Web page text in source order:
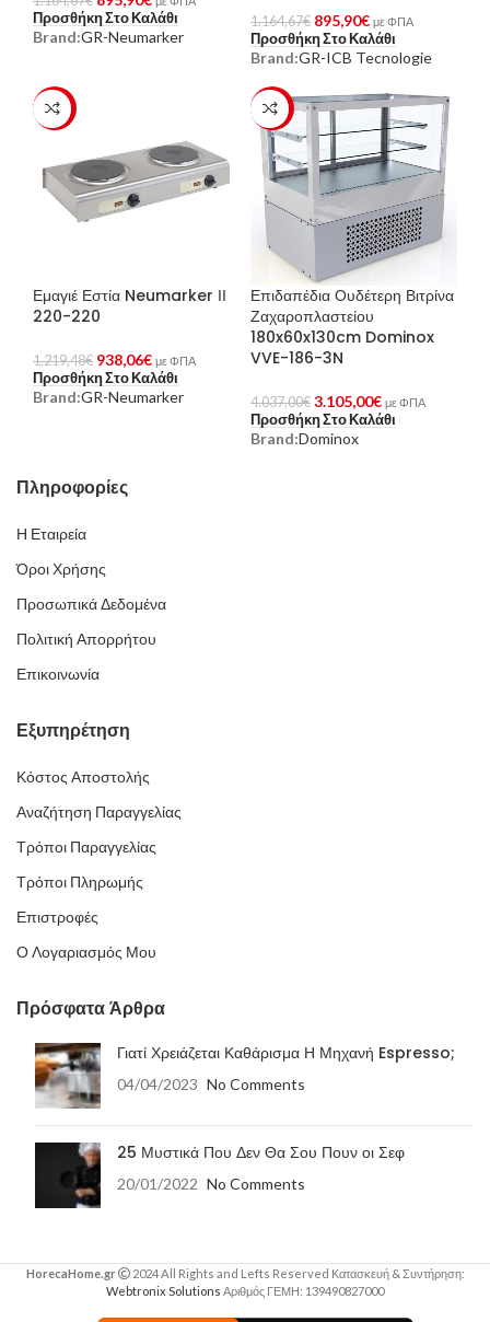
Προσθήκη Στο Καλάθι
Brand:GR-Neumarker
1.164,67€ 895,90€ με ΦΠΑ
Προσθήκη Στο Καλάθι
Brand:GR-ICB Tecnologie
-23%
Εμαγιέ Εστία Neumarker ΙΙ
220-220
1.219,48€ 938,06€ με ΦΠΑ
Προσθήκη Στο Καλάθι
Brand:GR-Neumarker
-23%
Επιδαπέδια Ουδέτερη Βιτρίνα
Ζαχαροπλαστείου
180x60x130cm Dominox
VVE-186-3N
4.037,00€ 3.105,00€ με ΦΠΑ
Προσθήκη Στο Καλάθι
Brand:Dominox
Πληροφορίες
Η Εταιρεία
Όροι Χρήσης
Προσωπικά Δεδομένα
Πολιτική Απορρήτου
Επικοινωνία
Εξυπηρέτηση
Κόστος Αποστολής
Αναζήτηση Παραγγελίας
Τρόποι Παραγγελίας
Τρόποι Πληρωμής
Επιστροφές
Ο Λογαριασμός Μου
Πρόσφατα Άρθρα
Γιατί Χρειάζεται Καθάρισμα Η Μηχανή Espresso;
04/04/2023 No Comments
25 Μυστικά Που Δεν Θα Σου Πουν οι Σεφ
20/01/2022 No Comments
HorecaHome.gr
2024 All Rights and Lefts Reserved Κατασκευή & Συντήρηση:
Webtronix Solutions Αριθμός ΓΕΜΗ: 139490827000